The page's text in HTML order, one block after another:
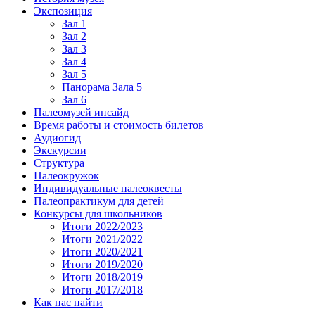
Экспозиция
Зал 1
Зал 2
Зал 3
Зал 4
Зал 5
Панорама Зала 5
Зал 6
Палеомузей инсайд
Время работы и стоимость билетов
Аудиогид
Экскурсии
Структура
Палеокружок
Индивидуальные палеоквесты
Палеопрактикум для детей
Конкурсы для школьников
Итоги 2022/2023
Итоги 2021/2022
Итоги 2020/2021
Итоги 2019/2020
Итоги 2018/2019
Итоги 2017/2018
Как нас найти